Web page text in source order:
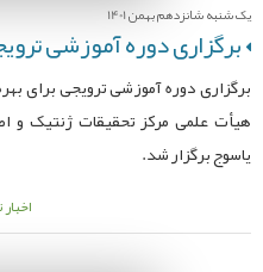
یک شنبه شانزدهم بهمن 1401
برگزاری دوره آموزشی
برگزاری دوره آموزشی ترویجی برای
هیأت علمی مرکز تحقیقات ژنتیک و
یاسوج برگزار شد.